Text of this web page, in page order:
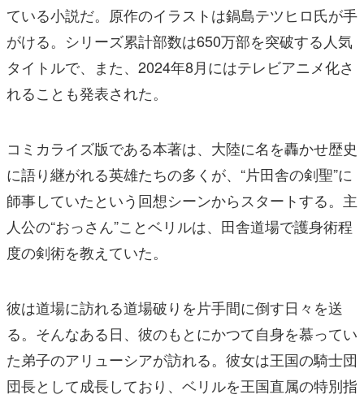
ている小説だ。原作のイラストは鍋島テツヒロ氏が手
がける。シリーズ累計部数は650万部を突破する人気
タイトルで、また、2024年8月にはテレビアニメ化さ
れることも発表された。
コミカライズ版である本著は、大陸に名を轟かせ歴史
に語り継がれる英雄たちの多くが、“片田舎の剣聖”に
師事していたという回想シーンからスタートする。主
人公の“おっさん”ことベリルは、田舎道場で護身術程
度の剣術を教えていた。
彼は道場に訪れる道場破りを片手間に倒す日々を送
る。そんなある日、彼のもとにかつて自身を慕ってい
た弟子のアリューシアが訪れる。彼女は王国の騎士団
団長として成長しており、ベリルを王国直属の特別指